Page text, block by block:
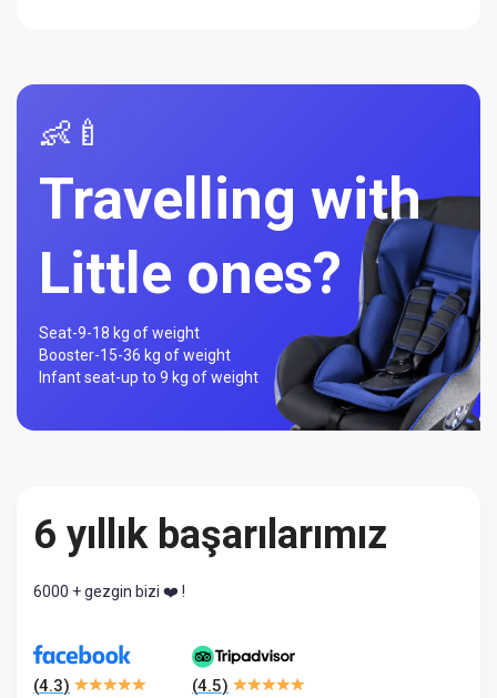
👶🍼
Travelling with
Little ones?
Seat-9-18 kg of weight
Booster-15-36 kg of weight
Infant seat-up to 9 kg of weight
6 yıllık başarılarımız
6000 + gezgin bizi ❤️ !
(4.3) (4.5)